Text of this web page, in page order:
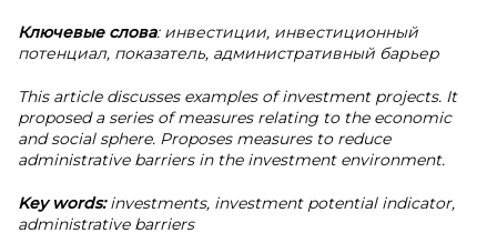
Ключевые слова: инвестиции, инвестиционный
потенциал, показатель, административный барьер
This article discusses examples of investment projects. It
proposed a series of measures relating to the economic
and social sphere. Proposes measures to reduce
administrative barriers in the investment environment.
Key words: investments, investment potential indicator,
administrative barriers